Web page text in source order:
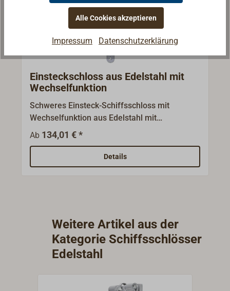
Einsteckschloss aus Edelstahl mit
Wechselfunktion
Schweres Einsteck-Schiffsschloss mit
Wechselfunktion aus Edelstahl mit
gebürsteter Oberfläche, vorgerichetet für
Profilzylinder.Vierkant 9 mm.Dornmaß: 65
mm.Abstand 72 mm.Kurbelfalle mit
Wechselfunktion: Die Falle kann nicht nur
müssen separat bestellt werden.Zur Auswahl
des richtigen Schloss-Tpys beachten Sie bitte
unser PDF unter "weitere Informationen".
Ab 134,01 € *
Details
Weitere Artikel aus der
Kategorie Schiffsschlösser
Edelstahl
Alle Cookies akzeptieren
Impressum Datenschutzerklärung